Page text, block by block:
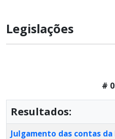
Legislações
#
Resultados:
Julgamento das contas